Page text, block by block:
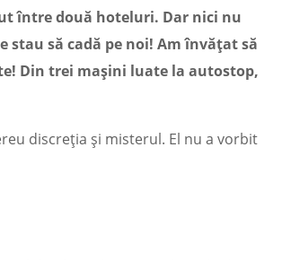
între două hoteluri. Dar nici nu
stau să cadă pe noi! Am învățat să
Din trei mașini luate la autostop,
discreția și misterul. El nu a vorbit